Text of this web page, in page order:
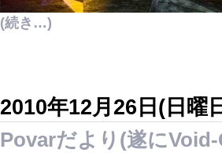
(続き…)
2010年12月26日(日曜
Povarだより(遂に